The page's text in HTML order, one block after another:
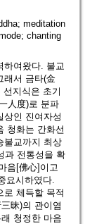
meditation
chanting
하여왔다. 불교
래서 금타(金
지식은 초기
人度)로 분파
상인 진여자성
청화는 간화선
불교까지 최상
과 전통성을 확
음[佛心]이고
요시하였다.
로 체득할 목적
昧)의 관이염
청정한 마음